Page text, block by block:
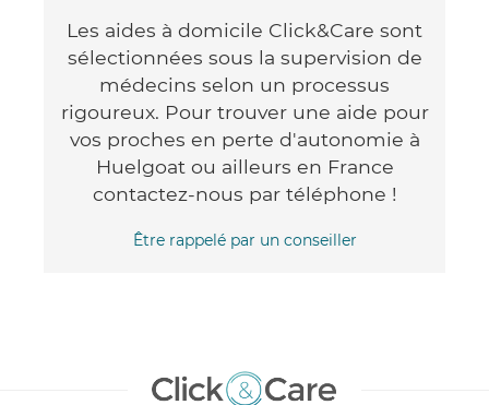
Les aides à domicile Click&Care sont
sélectionnées sous la supervision de
médecins selon un processus
rigoureux. Pour trouver une aide pour
vos proches en perte d'autonomie à
Huelgoat ou ailleurs en France
contactez-nous par téléphone !
Être rappelé par un conseiller